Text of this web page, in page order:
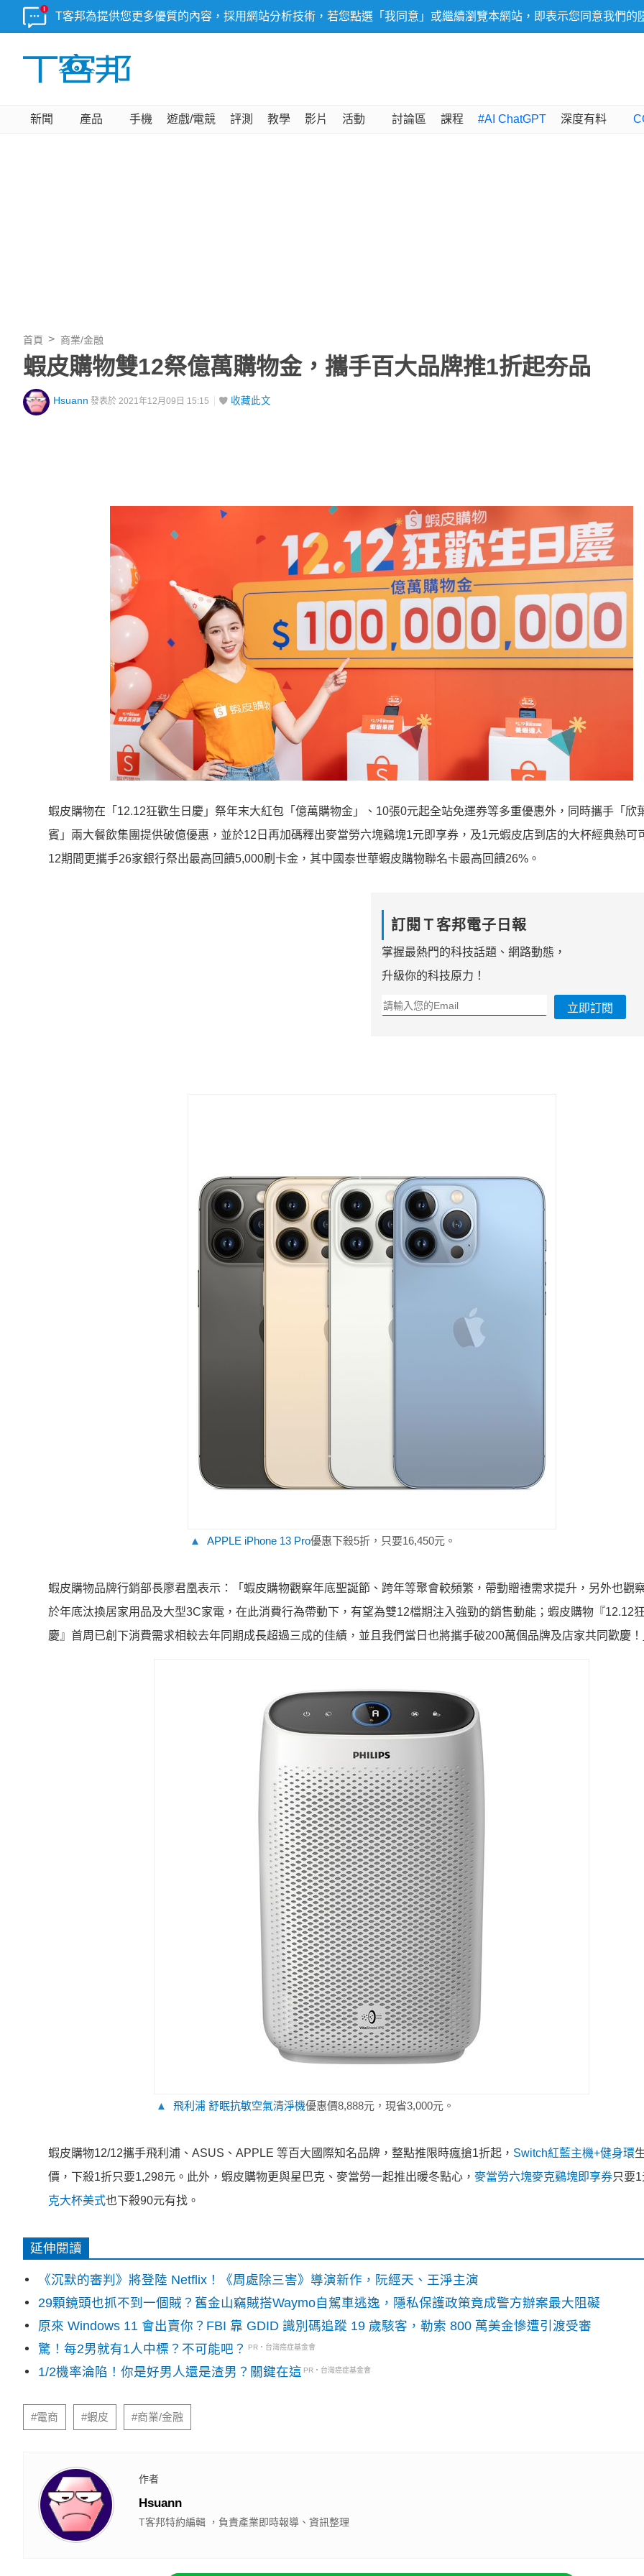
T客邦為提供您更多優質的內容，採用網站分析技術，若您點選「我同意」或繼續瀏覽本網站，即表示您同意我們的
新聞 產品 手機 遊戲/電競 評測 教學 影片 活動 討論區 課程 #AI ChatGPT 深度有料
首頁 商業/金融
蝦皮購物雙12祭億萬購物金，攜手百大品牌推1折起夯品
Hsuann 發表於 2021年12月09日 15:15 收藏此文
蝦皮購物在「12.12狂歡生日慶」祭年末大紅包「億萬購物金」、10張0元起全站免運券等多重優惠外，同時攜手「欣
賓」兩大餐飲集團提供破億優惠，並於12日再加碼釋出麥當勞六塊鷄塊1元即享券，及1元蝦皮店到店的大杯經典熱可
12期間更攜手26家銀行祭出最高回饋5,000刷卡金，其中國泰世華蝦皮購物聯名卡最高回饋26%。
訂閱Ｔ客邦電子日報
掌握最熱門的科技話題、網路動態，
升級你的科技原力！
立即訂閱
▲ APPLE iPhone 13 Pro優惠下殺5折，只要16,450元。
蝦皮購物品牌行銷部長廖君凰表示：「蝦皮購物觀察年底聖誕節、 跨年等聚會較頻繁，帶動贈禮需求提升， 另外也觀
於年底汰換居家用品及大型3C家電， 在此消費行為帶動下，有望為雙12檔期注入強勁的銷售動能； 蝦皮購物『12.12
慶』 首周已創下消費需求相較去年同期成長超過三成的佳績， 並且我們當日也將攜手破200萬個品牌及店家共同歡慶！
▲ 飛利浦 舒眠抗敏空氣清淨機優惠價8,888元，現省3,000元。
蝦皮購物12/12攜手飛利浦、ASUS、APPLE 等百大國際知名品牌，整點推限時瘋搶1折起， Switch紅藍主機+健身環
價，下殺1折只要1,298元。 此外，蝦皮購物更與星巴克、 麥當勞一起推出暖冬點心， 麥當勞六塊麥克鷄塊即享券只要1
克大杯美式也下殺90元有找。
延伸閱讀
《沉默的審判》將登陸 Netflix！《周處除三害》導演新作，阮經天、王淨主演
29顆鏡頭也抓不到一個賊？舊金山竊賊搭Waymo自駕車逃逸，隱私保護政策竟成警方辦案最大阻礙
原來 Windows 11 會出賣你？FBI 靠 GDID 識別碼追蹤 19 歲駭客，勒索 800 萬美金慘遭引渡受審
驚！每2男就有1人中標？不可能吧？
PR・台灣癌症基金會
1/2機率淪陷！你是好男人還是渣男？關鍵在這 PR・台灣癌症基金會
#電商 #蝦皮 #商業/金融
作者
Hsuann
T客邦特約編輯 ，負責產業即時報導、資訊整理